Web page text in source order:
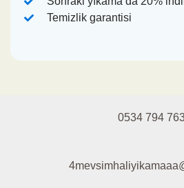
Temizlik garantisi
0534 794